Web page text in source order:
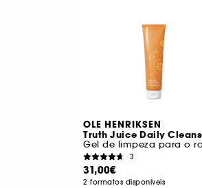
OLE HENRIKSEN
Truth Juice Daily
Gel de limpeza para o
3
31,00€
2 formatos disponíveis